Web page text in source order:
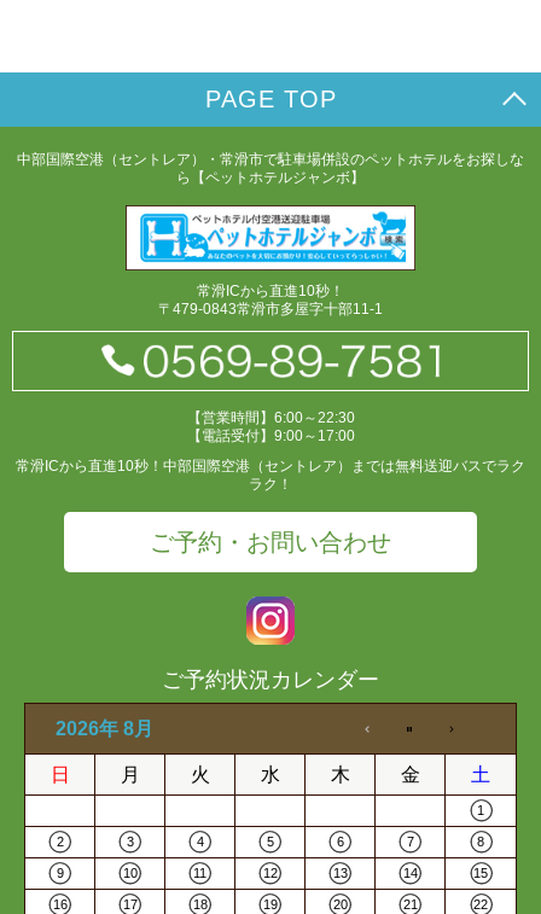
PAGE TOP
中部国際空港（セントレア）・常滑市で駐車場併設のペットホテルをお探しな
ら【ペットホテルジャンボ】
常滑ICから直進10秒！
〒479-0843常滑市多屋字十部11-1
【営業時間】6:00～22:30
【電話受付】9:00～17:00
常滑ICから直進10秒！中部国際空港（セントレア）までは無料送迎バスでラク
ラク！
ご予約・お問い合わせ
ご予約状況カレンダー
2026年 8月
日 月 火 水 木 金 土
1
2 3 4 5 6 7 8
9 10 11 12 13 14 15
16 17 18 19 20 21 22